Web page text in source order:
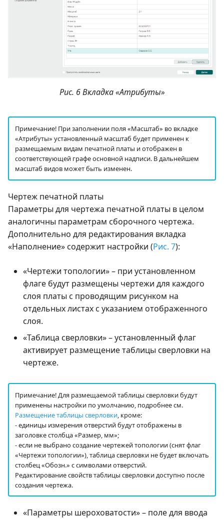
Рис. 6 Вкладка «Атрибуты»
Примечание! При заполнении поля «Масштаб» во вкладке
«Атрибуты» установленный масштаб будет применен к
размещаемым видам печатной платы и отображен в
соответствующей графе основной надписи. В дальнейшем
масштаб видов может быть изменен.
Чертеж печатной платы
Параметры для чертежа печатной платы в целом
аналогичны параметрам сборочного чертежа.
Дополнительно для редактирования вкладка
«Наполнение» содержит настройки (Рис. 7):
«Чертежи топологии» – при установленном
флаге будут размещены чертежи для каждого
слоя платы с проводящим рисунком на
отдельных листах с указанием отображенного
слоя.
«Таблица сверловки» – установленный флаг
активирует размещение таблицы сверловки на
чертеже.
Примечание! Для размещаемой таблицы сверловки будут
применены настройки по умолчанию, подробнее см.
Размещение таблицы сверловки, кроме:
- единицы измерения отверстий будут отображены в
заголовке столбца «Размер, мм»;
- если не выбрано создание чертежей топологии (снят флаг
«Чертежи топологии»), таблица сверловки не будет включать
столбец «Обозн.» с символами отверстий.
Редактирование свойств таблицы сверловки доступно после
создания чертежа.
«Параметры шероховатости» – поле для ввода